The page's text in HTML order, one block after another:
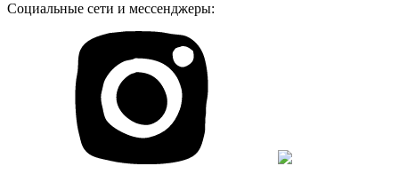
Социальные сети и мессенджеры: